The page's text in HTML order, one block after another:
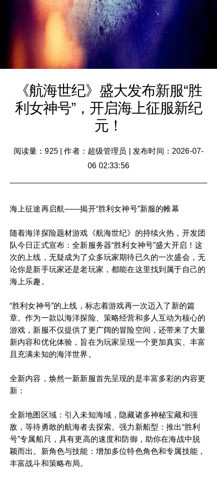
《航海世纪》盛大发布新服“胜
利女神号”，开启海上征服新纪
元！
阅读量：925|作者：超级管理员
发布时间：2026-07-
06 02:33:56
海上征途再启航——揭开“胜利女神号”新服的帷幕
随着海洋探险题材游戏《航海世纪》的持续火热，开发团
队今日正式宣布：全新服务器“胜利女神号”盛大开启！这
次的上线，无疑成为了众多玩家期待已久的一次盛会，无
论你是新手玩家还是老玩家，都能在这里找到属于自己的
海上乐趣。
“胜利女神号”的上线，标志着游戏再一次迈入了新的篇
章。作为一款以海洋探险、策略经营和多人互动为核心的
游戏，新服不仅提供了更广阔的冒险空间，还带来了大量
新内容和优化体验，旨在为玩家呈现一个更加真实、丰富
且充满未知的海洋世界。
全新内容，焕然一新新服首先呈现的是丰富多彩的内容更
新：
全新地图区域：引入未知海域，隐藏诸多神秘宝藏和强
敌，等待勇敢的航海者去探索。强力新船型：推出“胜利
号”专属船只，具有更高的速度和防御，助你在海战中脱
颖而出。新角色与技能：增加多位特色角色和专属技能，
丰富战斗和策略布局。